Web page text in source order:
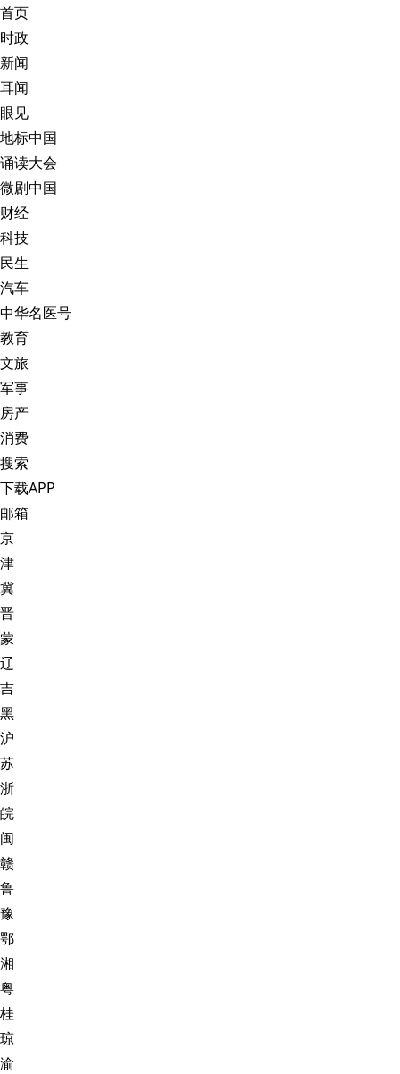
首页
时政
新闻
耳闻
眼见
地标中国
诵读大会
微剧中国
财经
科技
民生
汽车
中华名医号
教育
文旅
军事
房产
消费
搜索
下载APP
邮箱
京
津
冀
晋
蒙
辽
吉
黑
沪
苏
浙
皖
闽
赣
鲁
豫
鄂
湘
粤
桂
琼
渝